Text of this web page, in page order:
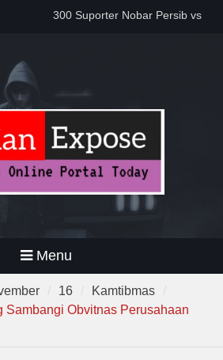
Proyek Jalan Batubantar –
Lewat Program PWD 2026
Menu
16
Kamtibmas
Sambangi Obvitnas Perusahaan